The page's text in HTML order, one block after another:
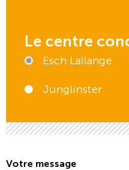
Le centre
Esch Lallange
Junglinster
Votre message